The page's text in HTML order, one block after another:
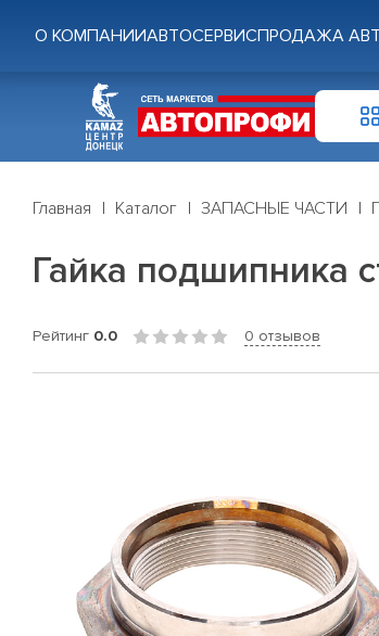
О КОМПАНИИАВТОСЕРВИСПРОДАЖА
Главная Каталог ЗАПАСНЫЕ ЧАСТИ
Гайка подшипника
Рейтинг 0.0 0 отзывов